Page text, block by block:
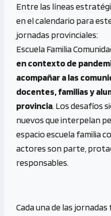
Entre las líneas
en el calendario para
jornadas provinciales:
Escuela Familia
en contexto de
acompañar a las
docentes, familias y
provincia. Los desafíos
nuevos que interpelan
espacio escuela familia
actores son parte,
responsables.
Cada una de las